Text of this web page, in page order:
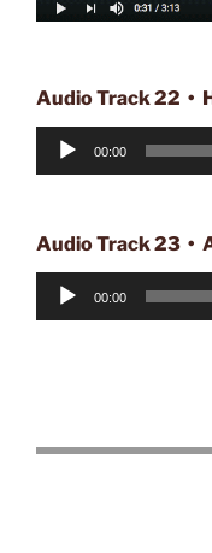
Audio Track 22 •
Audio-
00:00
Audio Track 23 •
Audio-
00:00